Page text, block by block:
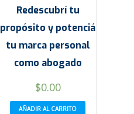
Redescubrí tu
propósito y potenciá
tu marca personal
como abogado
$0.00
AÑADIR AL CARRITO